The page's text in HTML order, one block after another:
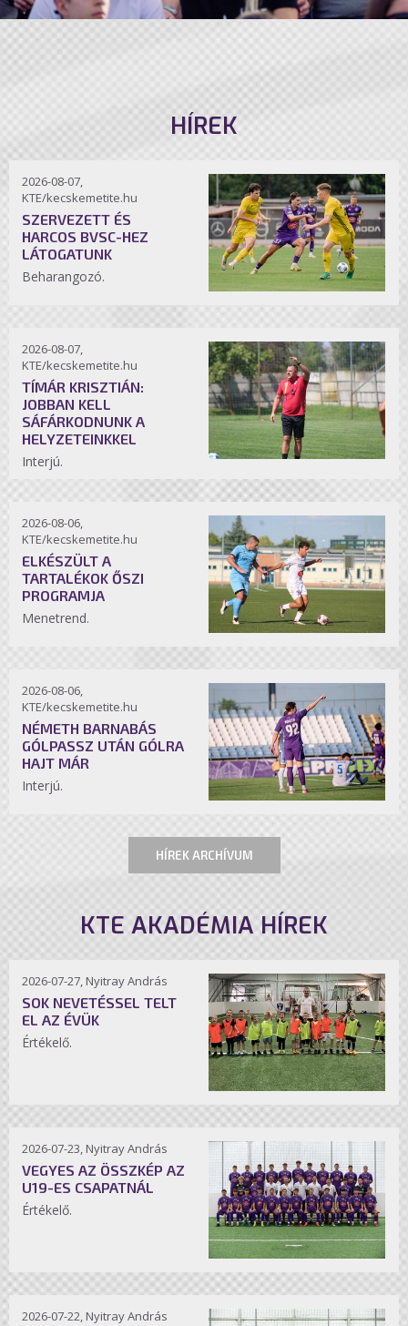
HÍREK
2026-08-07,
KTE/kecskemetite.hu
SZERVEZETT ÉS
HARCOS BVSC-HEZ
LÁTOGATUNK
Beharangozó.
2026-08-07,
KTE/kecskemetite.hu
TÍMÁR KRISZTIÁN:
JOBBAN KELL
SÁFÁRKODNUNK A
HELYZETEINKKEL
Interjú.
2026-08-06,
KTE/kecskemetite.hu
ELKÉSZÜLT A
TARTALÉKOK ŐSZI
PROGRAMJA
Menetrend.
2026-08-06,
KTE/kecskemetite.hu
NÉMETH BARNABÁS
GÓLPASSZ UTÁN GÓLRA
HAJT MÁR
Interjú.
HÍREK ARCHÍVUM
KTE AKADÉMIA HÍREK
2026-07-27, Nyitray András
SOK NEVETÉSSEL TELT
EL AZ ÉVÜK
Értékelő.
2026-07-23, Nyitray András
VEGYES AZ ÖSSZKÉP AZ
U19-ES CSAPATNÁL
Értékelő.
2026-07-22, Nyitray András